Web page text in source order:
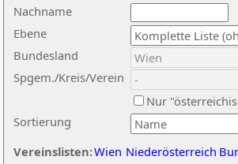
Nachname
Ebene
Sortierung
Bundesland
Spgem./Kreis/Verein
Nur
Vereinslisten:Wien Niederösterreich